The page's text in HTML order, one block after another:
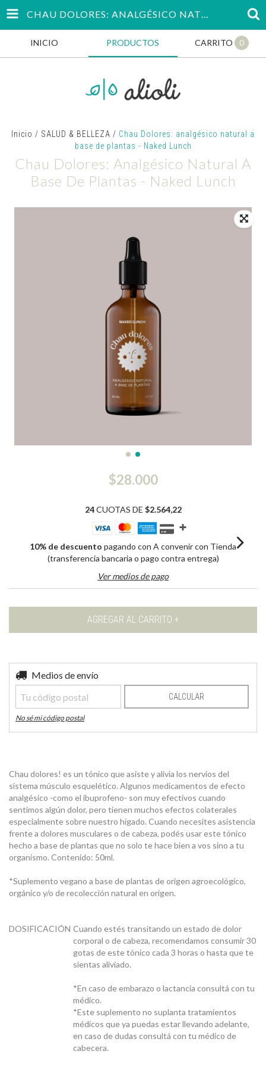
CHAU DOLORES: ANALGÉSICO NATURAL A BASE DE PLANTAS - NAKED LUNCH
INICIO PRODUCTOS CARRITO 0
Inicio / SALUD & BELLEZA / Chau Dolores: analgésico natural a
base de plantas - Naked Lunch
Chau Dolores: Analgésico Natural A
Base De Plantas - Naked Lunch
$28.000
24CUOTAS DE $2.564,22
10% de descuento pagando con A convenir con Tienda
(transferencia bancaria o pago contra entrega)
Ver medios de pago
Entregas para el CP:
Medios de envío
CALCULAR
No sé mi código postal
Chau dolores! es un tónico que asiste y alivia los nervios del
sistema músculo esquelético. Algunos medicamentos de efecto
analgésico -como el ibuprofeno- son muy efectivos cuando
sentimos algún dolor, pero tienen muchos efectos colaterales
especialmente sobre nuestro hígado. Cuando necesites asistencia
frente a dolores musculares o de cabeza, podés usar este tónico
hecho a base de plantas que no solo te hace bien a vos sino a tu
organismo. Contenido: 50ml.
*Suplemento vegano a base de plantas de origen agroecológico,
orgánico y/o de recolección natural en origen.
DOSIFICACIÓN Cuando estés transitando un estado de dolor
corporal o de cabeza, recomendamos consumir 30
gotas de este tónico cada 3 horas o hasta que te
sientas aliviado.
*En caso de embarazo o lactancia consultá con tu
médico.
*Este suplemento no suplanta tratamientos
médicos que ya puedas estar llevando adelante,
en caso de dudas consultá con tu médico de
cabecera.